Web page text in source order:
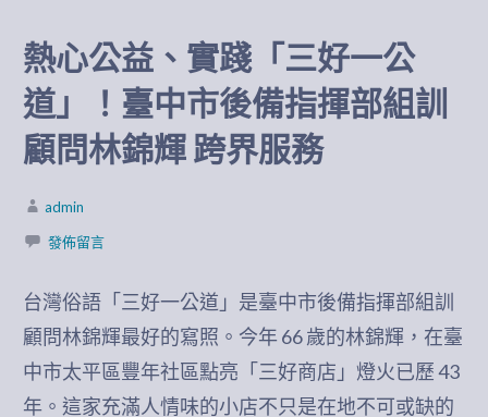
熱心公益、實踐「三好一公
道」！臺中市後備指揮部組訓
顧問林錦輝 跨界服務
admin
發佈留言
台灣俗語「三好一公道」是臺中市後備指揮部組訓
顧問林錦輝最好的寫照。今年 66 歲的林錦輝，在臺
中市太平區豐年社區點亮「三好商店」燈火已歷 43
年。這家充滿人情味的小店不只是在地不可或缺的